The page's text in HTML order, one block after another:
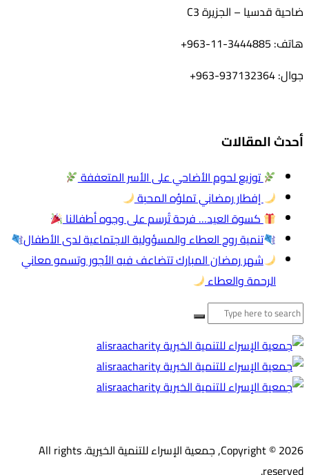
ضاحية قدسيا – الجزيرة C3
هاتف: 3444885-11-963+
جوال: 937132364-963+
أحدث المقالات
توزيع لحوم الأضاحي على الأسر المتعففة
إفطار رمضاني تملؤه المحبة
كسوة العيد… فرحة تُرسم على وجوه أطفالنا
تنمية روح العطاء والمسؤولية الاجتماعية لدى الأطفال
شهر رمضان المبارك تتضاعف فيه الأجور وتسمو معاني
الرحمة والعطاء
البحث
عن:
Copyright © 2026, جمعية الإسراء للتنمية الخيرية. All rights